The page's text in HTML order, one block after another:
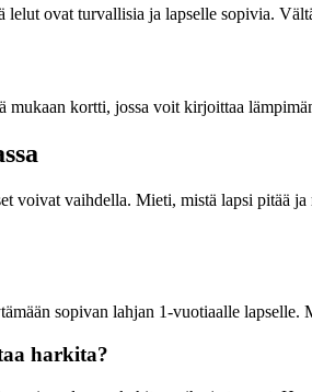
ovat turvallisia ja lapselle sopivia.
mukaan kortti, jossa voit kirjoittaa
vaihdella. Mieti, mistä lapsi pitää ja
sopivan lahjan 1-vuotiaalle
harkita?